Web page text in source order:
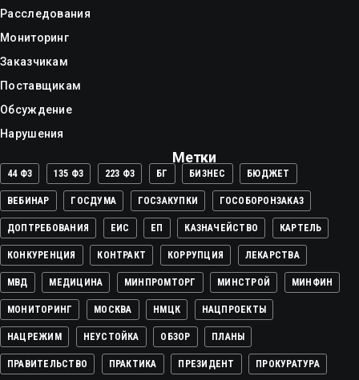
Расследования
Мониторинг
Заказчикам
Поставщикам
Обсуждение
Нарушения
Метки
44 ФЗ 135 ФЗ 223 ФЗ БГ БИЗНЕС БЮДЖЕТ
ВЕБИНАР ГОСДУМА ГОСЗАКУПКИ ГОСОБОРОНЗАКАЗ
ДОПТРЕБОВАНИЯ ЕИС ЕП КАЗНАЧЕЙСТВО КАРТЕЛЬ
КОНКУРЕНЦИЯ КОНТРАКТ КОРРУПЦИЯ ЛЕКАРСТВА
МВД МЕДИЦИНА МИНПРОМТОРГ МИНСТРОЙ МИНФИН
МОНИТОРИНГ МОСКВА НМЦК НАЦПРОЕКТЫ
НАЦРЕЖИМ НЕУСТОЙКА ОБЗОР ПЛАНЫ
ПРАВИТЕЛЬСТВО ПРАКТИКА ПРЕЗИДЕНТ ПРОКУРАТУРА